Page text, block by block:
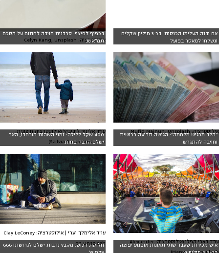
אם ובנה העלימו הכנסות בכ-3 מיליון שקלים
ונשלחו למאסר בפועל
בכפוף לפיצוי: סרבנית חויבה לחתום על הסכם
תמ״א 38
אילוסטרציה: Celyn Kang, Unsplash
״הלב מרגיש מלחמה״: הגישה תביעה רכושית
וחויבה להתגרש
אילוסטרציה: Mufid Majnun, Unsplash
400 שקל ללילה: זמני השהות הורחבו, האב
ישלם הרבה פחות
עו״ד אלינור ליבוביץ' (אילוסטרציה חיצונית:
Szilvia Basso, Unsplash)
איש מכירות שעבר שתי תאונות אופנוע יפוצה
עו"ד בארי קפלן (אילוסטרציה: Alexander
חלוקת רכוש: מקבץ נדבות ישלם לגרושתו 666
עו"ד אלימלך יערי | אילוסטרציה: Clay LeConey
on Unsplash